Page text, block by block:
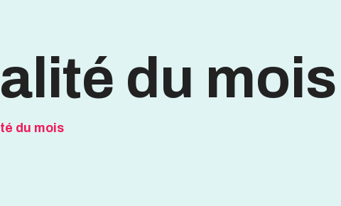
du mois
du mois